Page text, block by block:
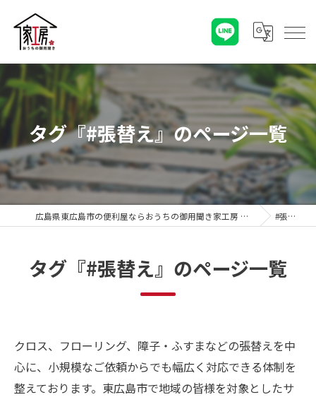
タグ『#張替え』のページ一覧
広島県東広島市の便利屋ならおうちの御用聞き家工房 八本松店 #張替え
タグ『#張替え』のページ一覧
クロス、フローリング、障子・ふすまなどの張替えを中
心に、小規模なご依頼からでも幅広く対応できる体制を
整えております。東広島市で地域の皆様を対象としたサ